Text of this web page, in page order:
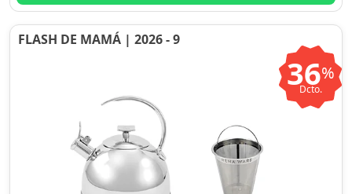
FLASH DE MAMÁ | 2026 - 9
36%
Dcto.